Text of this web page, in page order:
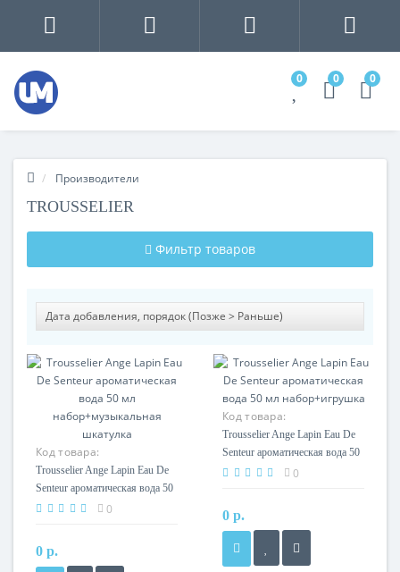
0 0 0
Производители
TROUSSELIER
Фильтр товаров
Код товара:
Trousselier Ange Lapin Eau De
Senteur ароматическая вода 50
мл набор+музыкальная
0
0 р.
Код товара:
Trousselier Ange Lapin Eau De
Senteur ароматическая вода 50
мл набор+игрушка
0
0 р.